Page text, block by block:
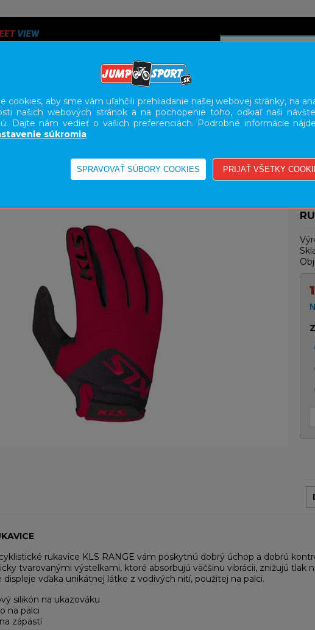
SERVIS SLUŽBY KARIÉRA BODY GEOMETRY FIT
rukavice KLS RANGE vám poskytnú dobrý úchop a dobrú
tvarovanými výstelkami, ktoré absorbujú väčšinu vibrácii, znižujú tlak
vďaka unikátnej látke z vodivých nití, použitej na palci.
na ukazováku
palci
zápästí
cookies, aby sme vám uľahčili prehliadanie našej webovej stránky, na
našich webových stránok a na pochopenie toho, odkiaľ naši
Dajte nám vedieť o vašich preferenciách. Podrobné informácie
súkromia